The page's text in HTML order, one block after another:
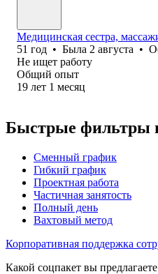
Медицинская сестра,
51 год • Была 2 августа •
Не ищет работу
Общий опыт
19 лет 1 месяц
Быстрые фильтры
Сменный график
Гибкий график
Проектная работа
Частичная занятость
Полный день
Вахтовый метод
Корпоративная поддержка
Какой соцпакет вы